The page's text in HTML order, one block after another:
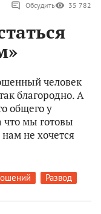
Обсудить 35 782
человек
благородно. А
общего у
мы готовы
нам не хочется
Развод